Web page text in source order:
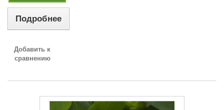
Подробнее
Добавить к
сравнению